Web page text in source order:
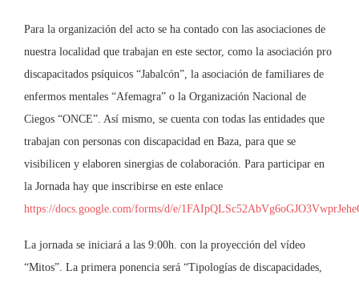
Para la organización del acto se ha contado con las asociaciones de
nuestra localidad que trabajan en este sector, como la asociación pro
discapacitados psíquicos “Jabalcón”, la asociación de familiares de
enfermos mentales “Afemagra” o la Organización Nacional de
Ciegos “ONCE”. Así mismo, se cuenta con todas las entidades que
trabajan con personas con discapacidad en Baza, para que se
visibilicen y elaboren sinergias de colaboración. Para participar en
la Jornada hay que inscribirse en este enlace
https://docs.google.com/forms/d/e/
La jornada se iniciará a las 9:00h. con la proyección del vídeo
“Mitos”. La primera ponencia será “Tipologías de discapacidades,